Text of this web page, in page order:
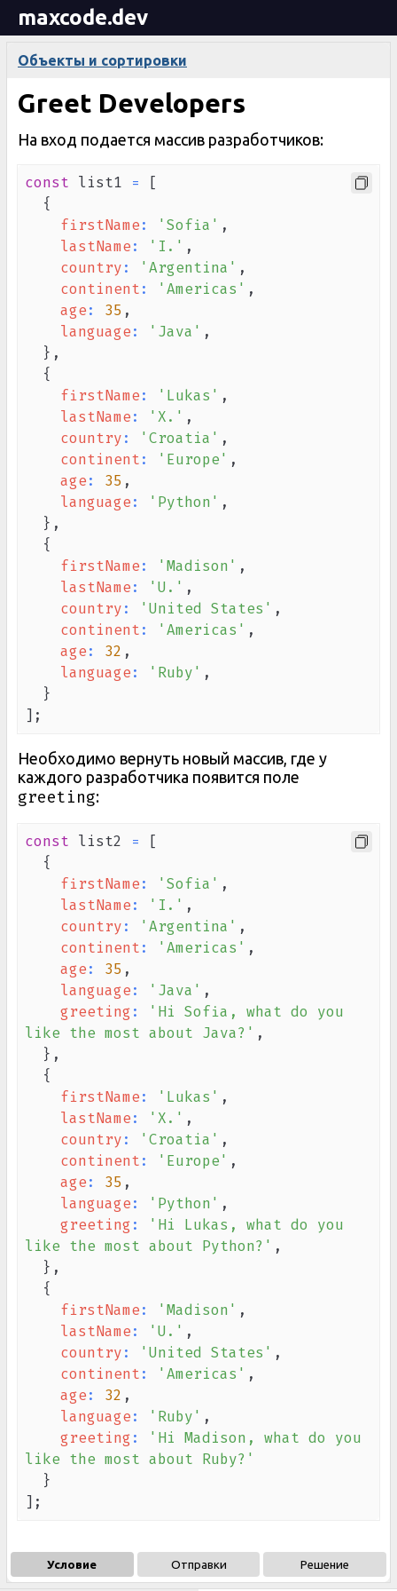
maxcode.dev
Объекты и сортировки
Greet Developers
На вход подается массив разработчиков:
const list1 =
[
{
firstName: 'Sofia' ,
lastName: 'I.' ,
country: 'Argentina' ,
continent: 'Americas' ,
age: 35 ,
language: 'Java' ,
} ,
{
firstName: 'Lukas' ,
lastName: 'X.' ,
country: 'Croatia' ,
continent: 'Europe' ,
age: 35 ,
language: 'Python' ,
} ,
{
firstName: 'Madison' ,
lastName: 'U.' ,
country: 'United States' ,
continent: 'Americas' ,
age: 32 ,
language: 'Ruby' ,
}
] ;
Необходимо вернуть новый массив, где у
каждого разработчика появится поле
greeting:
const list2 =
[
{
firstName: 'Sofia' ,
lastName: 'I.' ,
country: 'Argentina' ,
continent: 'Americas' ,
age: 35 ,
language: 'Java' ,
greeting:
'Hi Sofia, what do you
like the most about Java?' ,
} ,
{
firstName: 'Lukas' ,
lastName: 'X.' ,
country: 'Croatia' ,
continent: 'Europe' ,
age: 35 ,
language: 'Python' ,
greeting:
'Hi Lukas, what do you
like the most about Python?' ,
} ,
{
firstName: 'Madison' ,
lastName: 'U.' ,
country: 'United States' ,
continent: 'Americas' ,
age: 32 ,
language: 'Ruby' ,
greeting:
'Hi Madison, what do you
like the most about Ruby?'
}
] ;
Условие Отправки Решение